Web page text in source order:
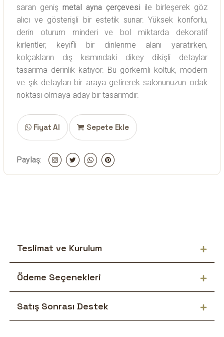
saran genişmetal ayna çerçevesi ile birleşerek göz
alıcı ve gösterişli bir estetik sunar. Yüksek konforlu,
derin oturum minderi ve bol miktarda dekoratif
kırlentler, keyifli bir dinlenme alanı yaratırken,
kolçakların dış kısmındaki dikey dikişli detaylar
tasarıma derinlik katıyor. Bu görkemli koltuk, modern
ve şık detayları bir araya getirerek salonunuzun odak
noktası olmaya aday bir tasarımdır.
Fiyat Al Sepete Ekle
Paylaş:
Teslimat ve Kurulum
Ödeme Seçenekleri
Satış Sonrası Destek